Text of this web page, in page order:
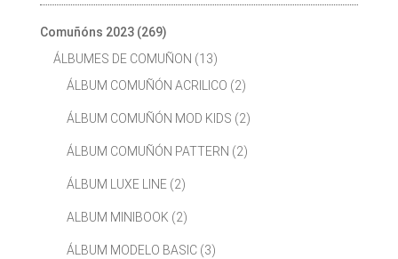
Comuñóns 2023 (269)
ÁLBUMES DE COMUÑON (13)
ÁLBUM COMUÑÓN ACRILICO (2)
ÁLBUM COMUÑÓN MOD KIDS (2)
ÁLBUM COMUÑÓN PATTERN (2)
ÁLBUM LUXE LINE (2)
ALBUM MINIBOOK (2)
ÁLBUM MODELO BASIC (3)